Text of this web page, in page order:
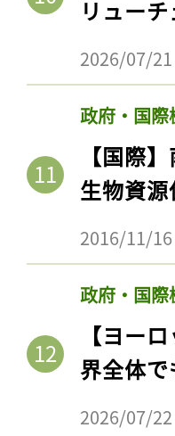
リュー
2026/07/21
政府・国際
【国際
生物資
2016/11/16
政府・国際
【ヨー
界全体
2026/07/22